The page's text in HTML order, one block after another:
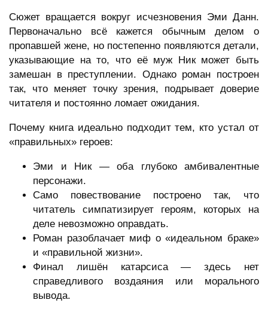
Сюжет вращается вокруг исчезновения Эми Данн.
Первоначально всё кажется обычным делом о
пропавшей жене, но постепенно появляются детали,
указывающие на то, что её муж Ник может быть
замешан в преступлении. Однако роман построен
так, что меняет точку зрения, подрывает доверие
читателя и постоянно ломает ожидания.
Почему книга идеально подходит тем, кто устал от
«правильных» героев:
Эми и Ник — оба глубоко амбивалентные
персонажи.
Само повествование построено так, что
читатель симпатизирует героям, которых на
деле невозможно оправдать.
Роман разоблачает миф о «идеальном браке»
и «правильной жизни».
Финал лишён катарсиса — здесь нет
справедливого воздаяния или морального
вывода.